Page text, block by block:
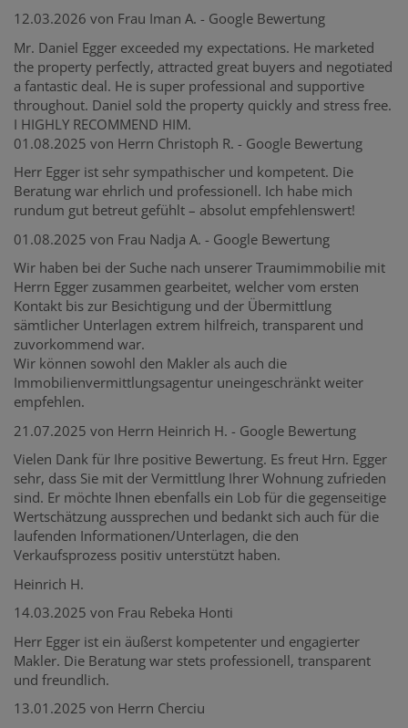
12.03.2026 von Frau Iman A. - Google Bewertung
Mr. Daniel Egger exceeded my expectations. He marketed
the property perfectly, attracted great buyers and negotiated
a fantastic deal. He is super professional and supportive
throughout. Daniel sold the property quickly and stress free.
I HIGHLY RECOMMEND HIM.
01.08.2025 von Herrn Christoph R. - Google Bewertung
Herr Egger ist sehr sympathischer und kompetent. Die
Beratung war ehrlich und professionell. Ich habe mich
rundum gut betreut gefühlt – absolut empfehlenswert!
01.08.2025 von Frau Nadja A. - Google Bewertung
Wir haben bei der Suche nach unserer Traumimmobilie mit
Herrn Egger zusammen gearbeitet, welcher vom ersten
Kontakt bis zur Besichtigung und der Übermittlung
sämtlicher Unterlagen extrem hilfreich, transparent und
zuvorkommend war.
Wir können sowohl den Makler als auch die
Immobilienvermittlungsagentur uneingeschränkt weiter
empfehlen.
21.07.2025 von Herrn Heinrich H. - Google Bewertung
Vielen Dank für Ihre positive Bewertung. Es freut Hrn. Egger
sehr, dass Sie mit der Vermittlung Ihrer Wohnung zufrieden
sind. Er möchte Ihnen ebenfalls ein Lob für die gegenseitige
Wertschätzung aussprechen und bedankt sich auch für die
laufenden Informationen/Unterlagen, die den
Verkaufsprozess positiv unterstützt haben.
Heinrich H.
14.03.2025 von Frau Rebeka Honti
Herr Egger ist ein äußerst kompetenter und engagierter
Makler. Die Beratung war stets professionell, transparent
und freundlich.
13.01.2025 von Herrn Cherciu